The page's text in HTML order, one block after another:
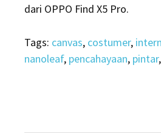
dari OPPO Find X5 Pro.
Tags: canvas, costumer,
nanoleaf, pencahayaan, pintar,